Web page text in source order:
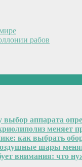
рабов
аппарата
меняет
как выбрать
шары
внимания: что